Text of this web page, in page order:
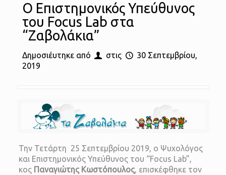
Ο Επιστημονικός Υπεύθυνος
του Focus Lab στα
“Ζαβολάκια”
Δημοσιέυτηκε από στις
30 Σεπτεμβρίου,
2019
Την Τετάρτη 25 Σεπτεμβρίου 2019, ο Ψυχολόγος
και Επιστημονικός Υπεύθυνος του “Focus Lab”,
κος Παναγιώτης Κωστόπουλος, επισκέφθηκε τον